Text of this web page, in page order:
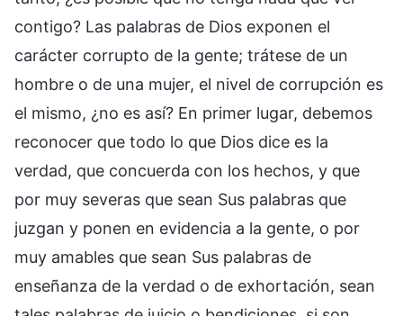
contigo? Las palabras de Dios exponen el
carácter corrupto de la gente; trátese de un
hombre o de una mujer, el nivel de corrupción es
el mismo, ¿no es así? En primer lugar, debemos
reconocer que todo lo que Dios dice es la
verdad, que concuerda con los hechos, y que
por muy severas que sean Sus palabras que
juzgan y ponen en evidencia a la gente, o por
muy amables que sean Sus palabras de
enseñanza de la verdad o de exhortación, sean